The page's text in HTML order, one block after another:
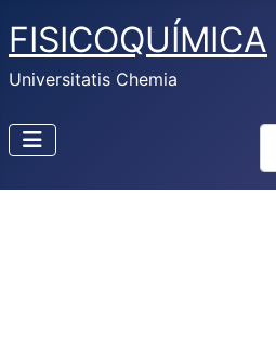
FISICOQUÍMICA
Universitatis Chemia